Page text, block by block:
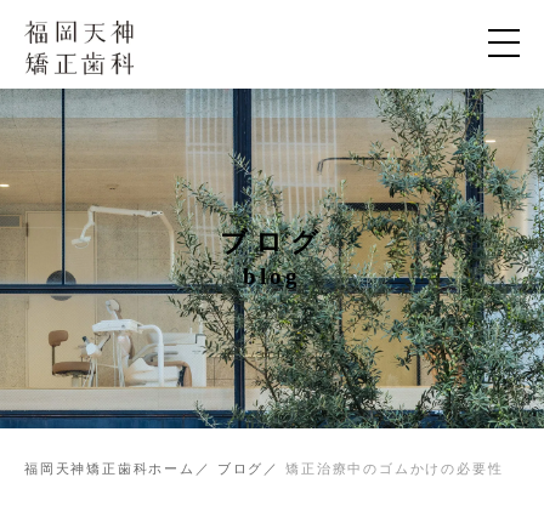
ブログ
blog
福岡天神矯正歯科ホーム ブログ 矯正治療中のゴムかけの必要性